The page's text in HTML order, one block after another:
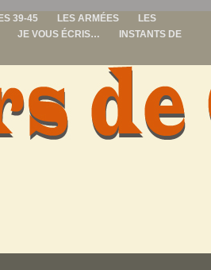
39-45 LES ARMÉES
LES
JE VOUS ÉCRIS…
INSTANTS DE
de